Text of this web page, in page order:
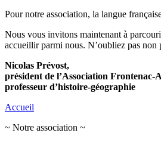
Pour notre association, la langue
Nous vous invitons maintenant à
accueillir parmi nous. N’oubliez pas non
Nicolas Prévost,
président de l’Association Frontenac-
professeur d’histoire-géographie
Accueil
~ Notre association ~